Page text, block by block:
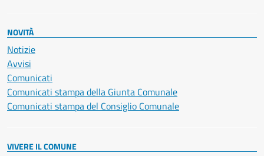
NOVITÀ
Notizie
Avvisi
Comunicati
Comunicati stampa della Giunta Comunale
Comunicati stampa del Consiglio Comunale
VIVERE IL COMUNE